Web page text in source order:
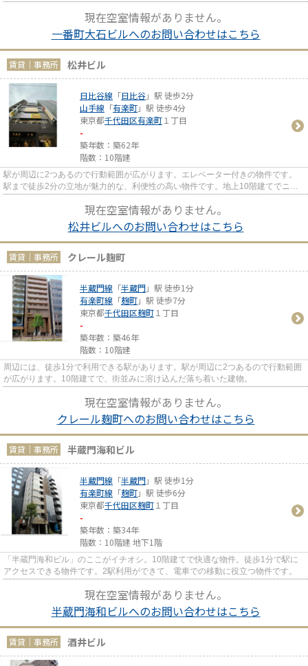
現在空室情報がありません。
一番町大石ビルへのお問い合わせはこちら
賃貸｜事務所 松井ビル
日比谷線 「日比谷」駅 徒歩2分
山手線 「有楽町」駅 徒歩4分
東京都千代田区有楽町１丁目
-
築年数：築62年
階数：10階建
駅が周辺に2つあるので行動範囲が広がります。エレベーター付きの物件です。
駅まで徒歩2分の立地が魅力的な、利便性の高い物件です。地上10階建てでニー
現在空室情報がありません。
松井ビルへのお問い合わせはこちら
賃貸｜事務所 クレール麹町
半蔵門線 「半蔵門」駅 徒歩1分
有楽町線 「麹町」駅 徒歩7分
東京都千代田区麹町１丁目
-
築年数：築46年
階数：10階建
周辺には、徒歩1分で利用できる駅があります。駅が周辺に2つあるので行動範囲
が広がります。10階建てで、街並みに溶け込んだ落ち着いた建物。
現在空室情報がありません。
クレール麹町へのお問い合わせはこちら
賃貸｜事務所 半蔵門海和ビル
半蔵門線 「半蔵門」駅 徒歩1分
有楽町線 「麹町」駅 徒歩6分
東京都千代田区麹町１丁目
-
築年数：築34年
階数：10階建 地下1階
「半蔵門海和ビル」のここがイチオシ。10階建てで快適な物件。徒歩1分で駅に
アクセスできる物件です。2駅利用ができて、電車での移動に役立つ物件です。
現在空室情報がありません。
半蔵門海和ビルへのお問い合わせはこちら
賃貸｜事務所 酒井ビル